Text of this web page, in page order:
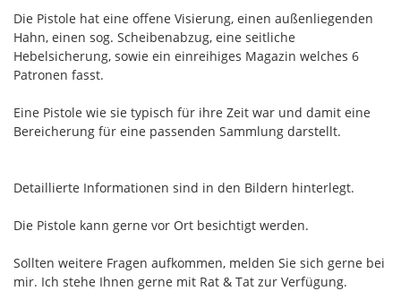
Die Pistole hat eine offene Visierung, einen außenliegenden
Hahn, einen sog. Scheibenabzug, eine seitliche
Hebelsicherung, sowie ein einreihiges Magazin welches 6
Patronen fasst.
Eine Pistole wie sie typisch für ihre Zeit war und damit eine
Bereicherung für eine passenden Sammlung darstellt.
Detaillierte Informationen sind in den Bildern hinterlegt.
Die Pistole kann gerne vor Ort besichtigt werden.
Sollten weitere Fragen aufkommen, melden Sie sich gerne bei
mir. Ich stehe Ihnen gerne mit Rat & Tat zur Verfügung.